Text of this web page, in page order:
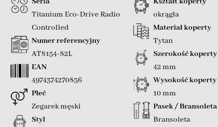
Titanium Eco-Drive Radio
Controlled
Numer referencyjny
AT8154-82L
EAN
4974374270856
Płeć
Zegarek męski
Styl
okrągła
Materiał koperty
Tytan
Szerokość koperty
42 mm
Wysokość koperty
10 mm
Pasek / Bransoleta
Bransoleta